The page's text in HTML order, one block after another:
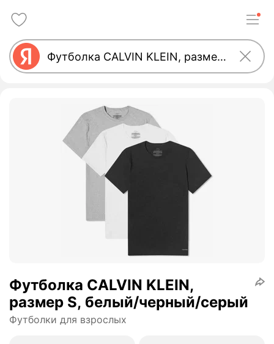
Футболка CALVIN KLEIN,
размер S, белый/черный/серый
Футболки для взрослых